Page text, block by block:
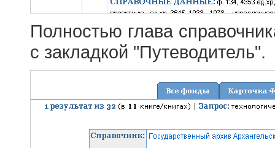
Полностью глава
с закладкой "Путеводитель".